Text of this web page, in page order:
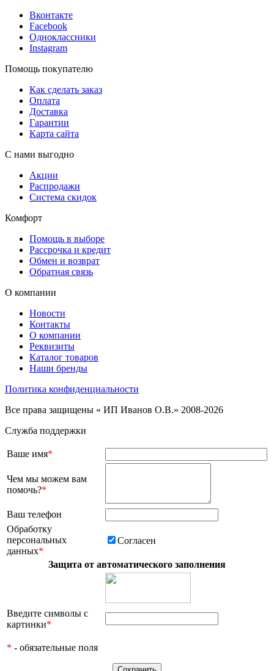
Вконтакте
Facebook
Одноклассники
Instagram
Помощь покупателю
Как сделать заказ
Оплата
Доставка
Гарантии
Карта сайта
С нами выгодно
Акции
Распродажи
Система скидок
Комфорт
Помощь в выборе
Рассрочка и кредит
Обмен и возврат
Обратная связь
О компании
Новости
Контакты
О компании
Реквизиты
Каталог товаров
Наши бренды
Политика конфиденциальности
Все права защищены « ИП Иванов О.В.» 2008-2026
Служба поддержки
Ваше имя*
Чем мы можем вам
помочь?*
Ваш телефон
Обработку
персональных
данных*
Согласен
Защита от автоматического заполнения
Введите символы с
картинки*
* - обязательные поля